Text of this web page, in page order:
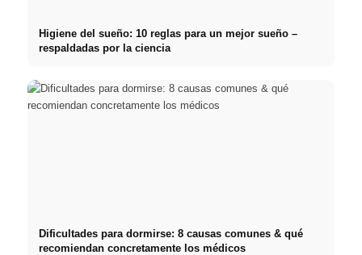
Higiene del sueño: 10 reglas para un mejor sueño –
respaldadas por la ciencia
Dificultades para dormirse: 8 causas comunes & qué
recomiendan concretamente los médicos